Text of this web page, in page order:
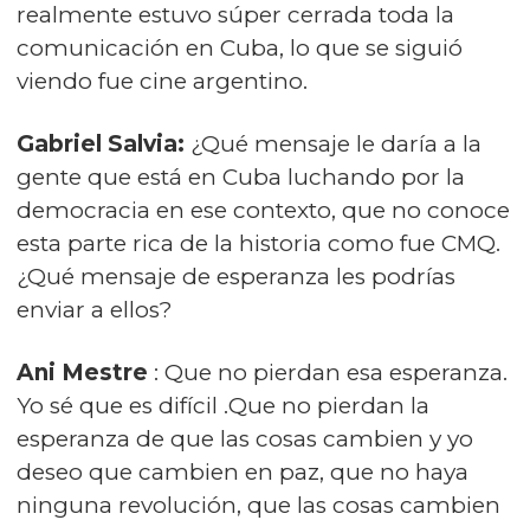
realmente estuvo súper cerrada toda la
comunicación en Cuba, lo que se siguió
viendo fue cine argentino.
Gabriel Salvia: ¿Qué mensaje le daría a la
gente que está en Cuba luchando por la
democracia en ese contexto, que no conoce
esta parte rica de la historia como fue CMQ.
¿Qué mensaje de esperanza les podrías
enviar a ellos?
Ani Mestre : Que no pierdan esa esperanza.
Yo sé que es difícil .Que no pierdan la
esperanza de que las cosas cambien y yo
deseo que cambien en paz, que no haya
ninguna revolución, que las cosas cambien